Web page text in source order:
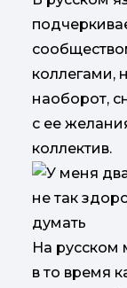
коллегами,
наоборот,
с ее
коллектив.
На русском
в то время